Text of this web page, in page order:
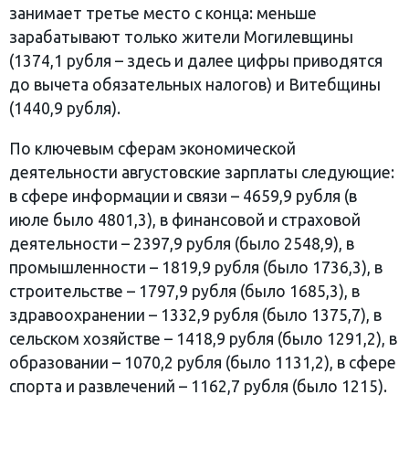
занимает третье место с конца: меньше
зарабатывают только жители Могилевщины
(1374,1 рубля – здесь и далее цифры приводятся
до вычета обязательных налогов) и Витебщины
(1440,9 рубля).
По ключевым сферам экономической
деятельности августовские зарплаты следующие:
в сфере информации и связи – 4659,9 рубля (в
июле было 4801,3), в финансовой и страховой
деятельности – 2397,9 рубля (было 2548,9), в
промышленности – 1819,9 рубля (было 1736,3), в
строительстве – 1797,9 рубля (было 1685,3), в
здравоохранении – 1332,9 рубля (было 1375,7), в
сельском хозяйстве – 1418,9 рубля (было 1291,2), в
образовании – 1070,2 рубля (было 1131,2), в сфере
спорта и развлечений – 1162,7 рубля (было 1215).